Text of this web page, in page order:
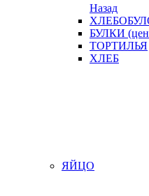
Назад
БУЛКИ
ТОРТИЛЬЯ
ХЛЕБ
ЯЙЦО